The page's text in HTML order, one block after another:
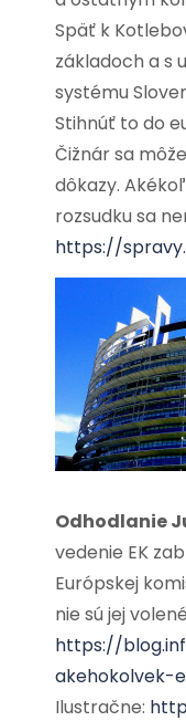
Späť k
základoch a s
systému
Stihnúť to do
Čižnár sa
dôkazy.
rozsudku sa
https://
Odhodlanie
vedenie EK
Európskej
nie sú jej
https://
akehokolvek-
Ilustračne: